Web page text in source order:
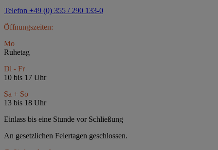
Telefon +49 (0) 355 / 290 133-0
Öffnungszeiten:
Mo
Ruhetag
Di - Fr
10 bis 17 Uhr
Sa + So
13 bis 18 Uhr
Einlass bis eine Stunde vor Schließung
An gesetzlichen Feiertagen geschlossen.